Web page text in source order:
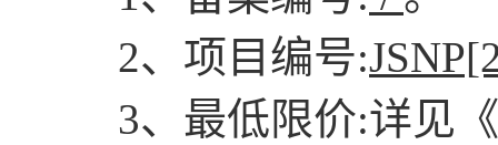
2、项目编号:
3、最低限价:详见